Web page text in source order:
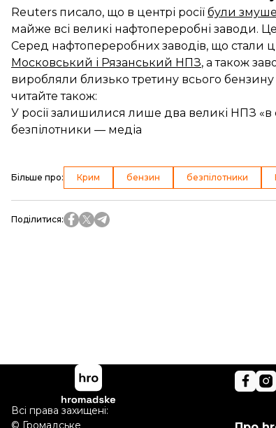
Reuters писало, що в центрі росії були
майже всі великі нафтопереробні заводи.
Серед нафтопереробних заводів, що стали
Московський і Рязанський НПЗ, а також
виробляли близько третину всього
читайте також:
У росії залишилися лише два великі НПЗ «в
безпілотники — медіа
Більше про: Крим бензин безпілотники
Поділитися:
Всі права захищені: